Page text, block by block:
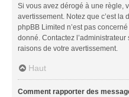
Si vous avez dérogé à une règle,
avertissement. Notez que c’est la
phpBB Limited n’est pas
donné. Contactez
raisons de votre avertissement.
Haut
Comment rapporter des